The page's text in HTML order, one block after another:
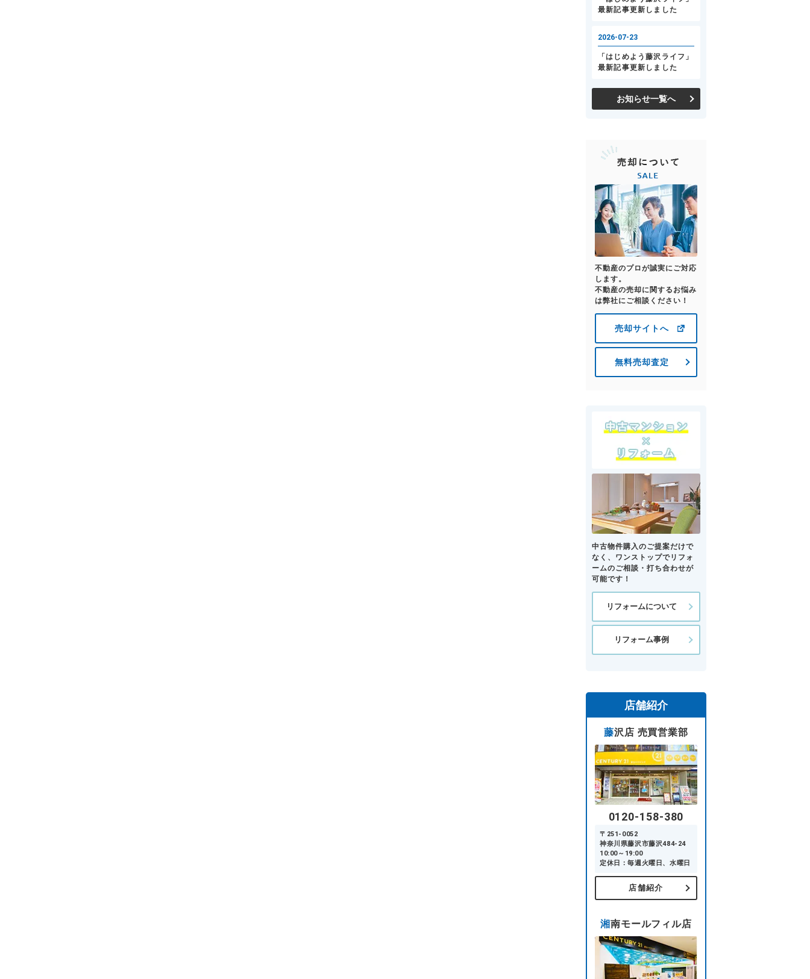
お知らせ一覧へ
不動産のプロが誠実にご対応
します。
不動産の売却に関するお悩み
は弊社にご相談ください！
売却サイトへ
無料売却査定
中古物件購入のご提案だけで
なく、ワンストップでリフォ
ームのご相談・打ち合わせが
可能です！
リフォームについて
リフォーム事例
店舗紹介
藤沢店 売買営業部
0120-158-380
〒251-0052
神奈川県藤沢市藤沢484-24
10:00～19:00
定休日：毎週火曜日、水曜日
店舗紹介
湘南モールフィル店